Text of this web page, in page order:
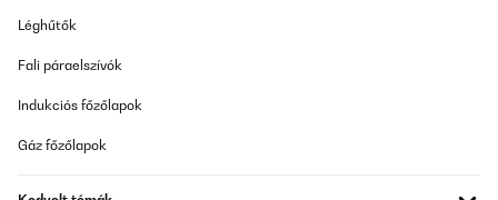
Léghűtők
Fali páraelszívók
Indukciós főzőlapok
Gáz főzőlapok